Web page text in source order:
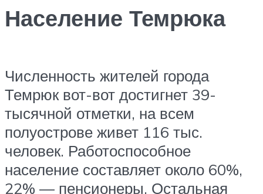
Население Темрюка
Численность жителей города
Темрюк вот-вот достигнет 39-
тысячной отметки, на всем
полуострове живет 116 тыс.
человек. Работоспособное
население составляет около 60%,
22% — пенсионеры. Остальная